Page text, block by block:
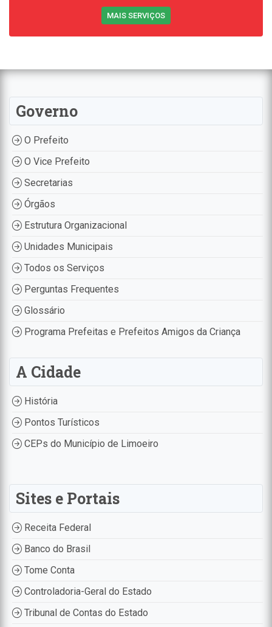
MAIS SERVIÇOS
Governo
O Prefeito
O Vice Prefeito
Secretarias
Órgãos
Estrutura Organizacional
Unidades Municipais
Todos os Serviços
Perguntas Frequentes
Glossário
Programa Prefeitas e Prefeitos Amigos da Criança
A Cidade
História
Pontos Turísticos
CEPs do Município de Limoeiro
Sites e Portais
Receita Federal
Banco do Brasil
Tome Conta
Controladoria-Geral do Estado
Tribunal de Contas do Estado